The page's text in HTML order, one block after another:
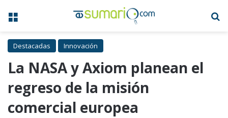
Menú
Destacadas Innovación
La NASA y Axiom planean el
regreso de la misión
comercial europea